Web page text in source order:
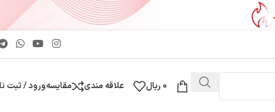
0 ریال علاقه مندی مقایسهورود / ثبت